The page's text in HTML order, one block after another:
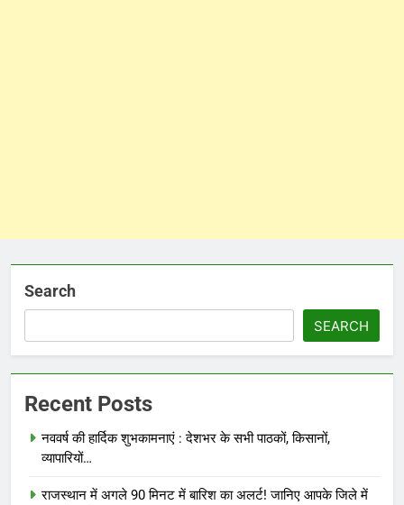
Search
SEARCH
Recent Posts
नववर्ष की हार्दिक शुभकामनाएं : देशभर के सभी पाठकों, किसानों,
व्यापारियों…
राजस्थान में अगले 90 मिनट में बारिश का अलर्ट! जानिए आपके जिले में